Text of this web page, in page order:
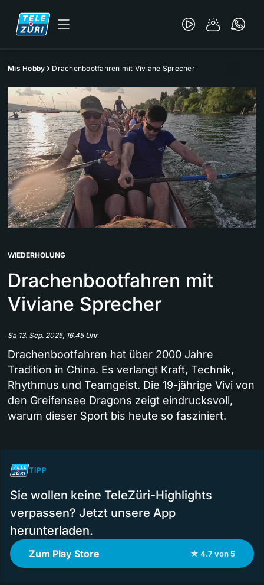
Mis Hobby Drachenbootfahren mit Viviane Sprecher
WIEDERHOLUNG
Drachenbootfahren mit
Viviane Sprecher
Sa 13. Sep. 2025, 16.45 Uhr
Drachenbootfahren hat über 2000 Jahre
Tradition in China. Es verlangt Kraft, Technik,
Rhythmus und Teamgeist. Die 19-jährige Vivi von
den Greifensee Dragons zeigt eindrucksvoll,
warum dieser Sport bis heute so fasziniert.
TIPP
Sie wollen keine TeleZüri-Highlights
verpassen? Jetzt unsere App
herunterladen.
Zum Play Store ★ 4.7 von 5